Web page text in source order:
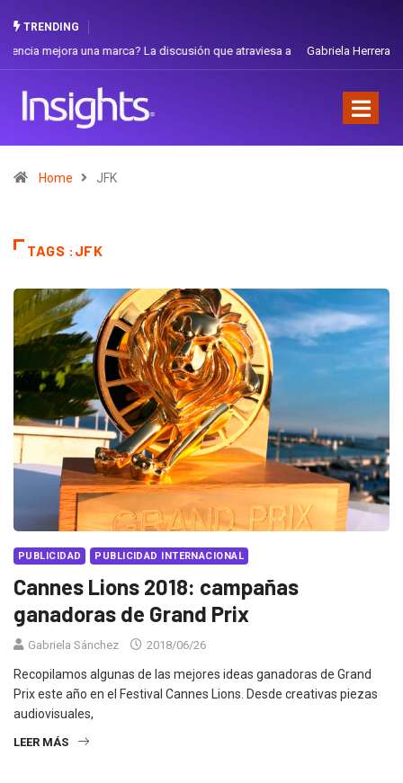
TRENDING
Gabriela Herrera y el arte de cambiarse el sombrero en Corporación
Home JFK
TAGS :JFK
PUBLICIDAD PUBLICIDAD INTERNACIONAL
Cannes Lions 2018: campañas
ganadoras de Grand Prix
Gabriela Sánchez 2018/06/26
Recopilamos algunas de las mejores ideas ganadoras de Grand
Prix este año en el Festival Cannes Lions. Desde creativas piezas
audiovisuales,
LEER MÁS